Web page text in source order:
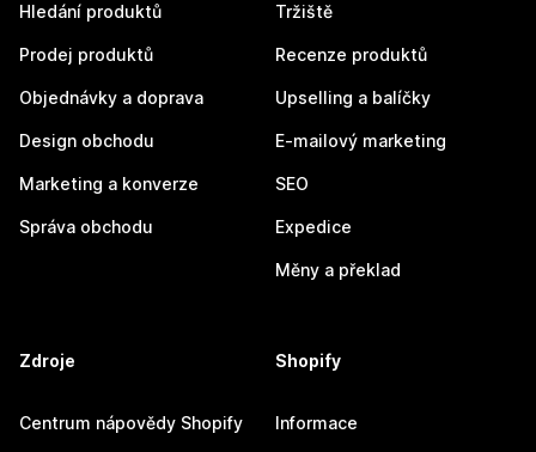
Hledání produktů
Prodej produktů
Objednávky a doprava
Design obchodu
Marketing a konverze
Správa obchodu
Tržiště
Recenze produktů
Upselling a balíčky
E-mailový marketing
SEO
Expedice
Měny a překlad
Zdroje
Centrum nápovědy Shopify
Shopify
Informace